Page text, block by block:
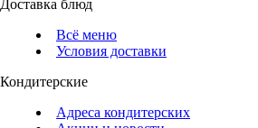
Доставка блюд
Всё меню
Условия доставки
Кондитерские
Адреса кондитерских